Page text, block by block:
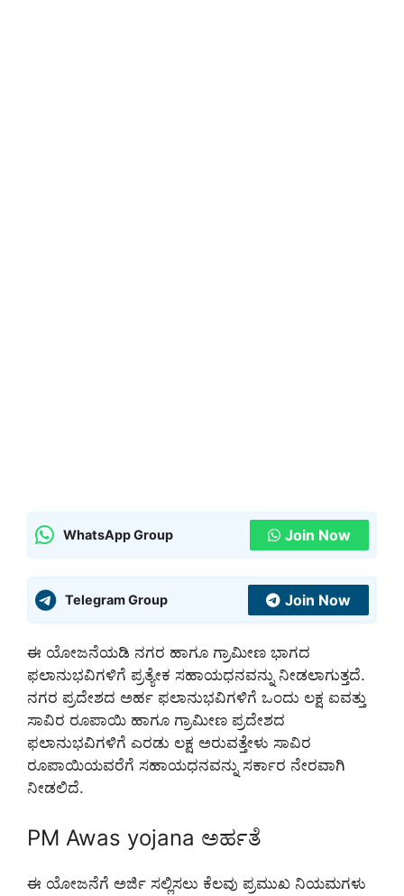
WhatsApp Group Join Now
Telegram Group Join Now
ಈ ಯೋಜನೆಯಡಿ ನಗರ ಹಾಗೂ ಗ್ರಾಮೀಣ ಭಾಗದ
ಫಲಾನುಭವಿಗಳಿಗೆ ಪ್ರತ್ಯೇಕ ಸಹಾಯಧನವನ್ನು ನೀಡಲಾಗುತ್ತದೆ.
ನಗರ ಪ್ರದೇಶದ ಅರ್ಹ ಫಲಾನುಭವಿಗಳಿಗೆ ಒಂದು ಲಕ್ಷ ಐವತ್ತು
ಸಾವಿರ ರೂಪಾಯಿ ಹಾಗೂ ಗ್ರಾಮೀಣ ಪ್ರದೇಶದ
ಫಲಾನುಭವಿಗಳಿಗೆ ಎರಡು ಲಕ್ಷ ಅರುವತ್ತೇಳು ಸಾವಿರ
ರೂಪಾಯಿಯವರೆಗೆ ಸಹಾಯಧನವನ್ನು ಸರ್ಕಾರ ನೇರವಾಗಿ
ನೀಡಲಿದೆ.
PM Awas yojana ಅರ್ಹತೆ
ಈ ಯೋಜನೆಗೆ ಅರ್ಜಿ ಸಲ್ಲಿಸಲು ಕೆಲವು ಪ್ರಮುಖ ನಿಯಮಗಳು